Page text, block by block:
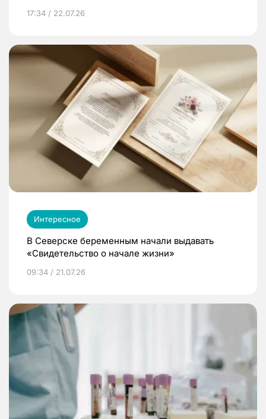
17:34 / 22.07.26
Интересное
В Северске беременным начали выдавать
«Свидетельство о начале жизни»
09:34 / 21.07.26